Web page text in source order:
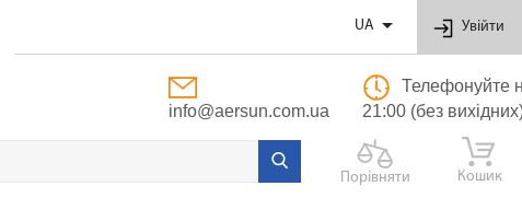
UA  Увійти
info@aersun.com.ua
Телефонуйте
21:00 (без
Порівняти Кошик